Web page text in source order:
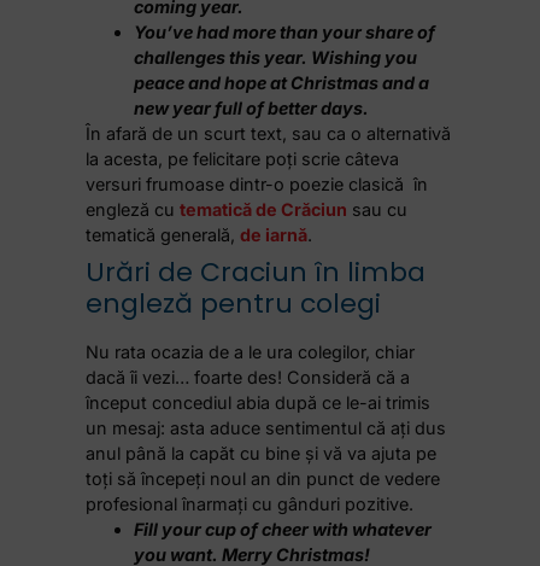
coming year.
You’ve had more than your share of
challenges this year. Wishing you
peace and hope at Christmas and a
new year full of better days.
În afară de un scurt text, sau ca o alternativă
la acesta, pe felicitare poți scrie câteva
versuri frumoase dintr-o poezie clasică în
engleză cutematică de Crăciun sau cu
tematică generală,de iarnă.
Urări de Craciun în limba
engleză pentru colegi
Nu rata ocazia de a le ura colegilor, chiar
dacă îi vezi… foarte des! Consideră că a
început concediul abia după ce le-ai trimis
un mesaj: asta aduce sentimentul că ați dus
anul până la capăt cu bine și vă va ajuta pe
toți să începeți noul an din punct de vedere
profesional înarmați cu gânduri pozitive.
Fill your cup of cheer with whatever
you want. Merry Christmas!